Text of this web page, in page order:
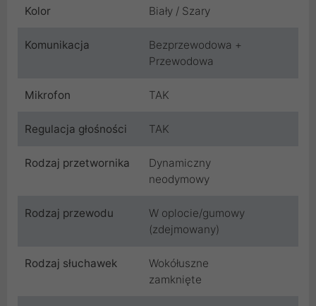
Kolor Biały / Szary
Komunikacja
Bezprzewodowa +
Przewodowa
Mikrofon TAK
Regulacja głośności TAK
Rodzaj przetwornika
Dynamiczny
neodymowy
Rodzaj przewodu
W oplocie/gumowy
(zdejmowany)
Rodzaj słuchawek
Wokółuszne
zamknięte